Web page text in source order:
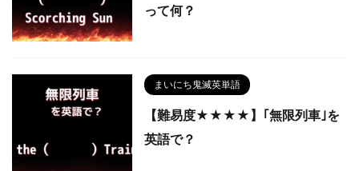
って何？
まいにち鬼滅英単語
【難易度★★★★】｢無限列車｣を
英語で？